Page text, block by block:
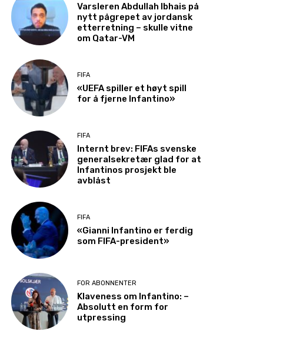
Varsleren Abdullah Ibhais på
nytt pågrepet av jordansk
etterretning – skulle vitne
om Qatar-VM
FIFA
«UEFA spiller et høyt spill
for å fjerne Infantino»
FIFA
Internt brev: FIFAs svenske
generalsekretær glad for at
Infantinos prosjekt ble
avblåst
FIFA
«Gianni Infantino er ferdig
som FIFA-president»
FOR ABONNENTER
Klaveness om Infantino: –
Absolutt en form for
utpressing